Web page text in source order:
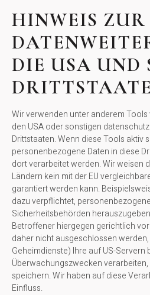
HINWEIS ZUR
DIE USA UND
Wir verwenden unter anderem
den USA oder sonstigen
Drittstaaten. Wenn diese Tools aktiv
personenbezogene Daten in diese
dort verarbeitet werden. Wir weisen
Ländern kein mit der EU
garantiert werden kann.
dazu verpflichtet,
Sicherheitsbehörden
Betroffener hiergegen gerichtlich
daher nicht ausgeschlossen
Geheimdienste) Ihre auf US-Servern
Überwachungszwecken
speichern. Wir haben auf diese
Einfluss.